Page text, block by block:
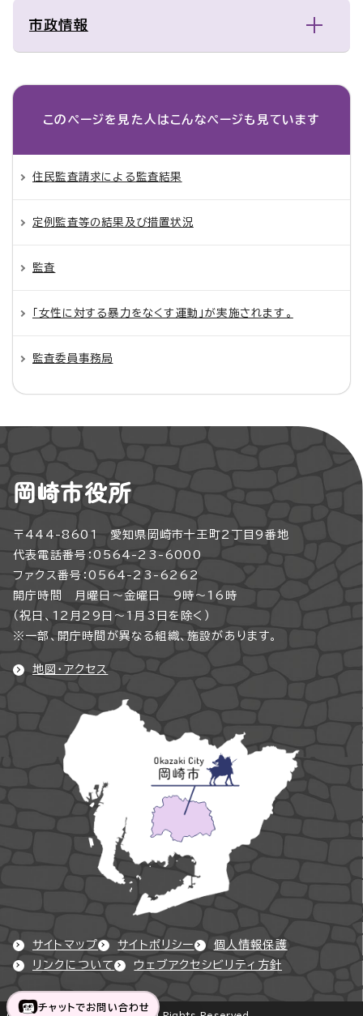
市政情報
このページを見た人は こんなページも見ています
住民監査請求による監査結果
定例監査等の結果及び措置状況
監査
「女性に対する暴力をなくす運動」が実施されます。
監査委員事務局
岡崎市役所
〒444-8601 愛知県岡崎市十王町2丁目9番地
代表電話番号：0564-23-6000
ファクス番号：0564-23-6262
開庁時間 月曜日～金曜日 9時～16時
（祝日、12月29日～1月3日を除く）
※一部、開庁時間が異なる組織、施設があります。
地図・アクセス
サイトマップ サイトポリシー
個人情報保護
リンクについて
ウェブアクセシビリティ方針
チャットでお問い合わせ